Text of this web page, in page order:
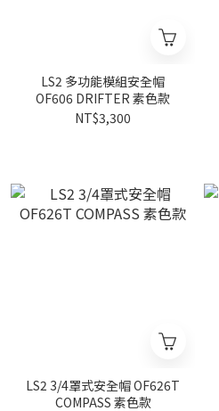
LS2 多功能模組安全帽
OF606 DRIFTER 素色款
NT$3,300
LS2 3/4罩式安全帽 OF626T
COMPASS 素色款